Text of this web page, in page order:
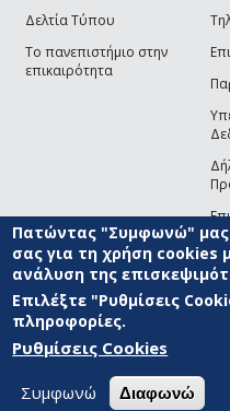
Δελτία Τύπου
Το πανεπιστήμιο στην
επικαιρότητα
© ΠΑΝΕΠΙΣΤΗΜΙΟ ΑΙΓΑΙΟΥ ΟΡΟΙ
ΑΝΑΠΤΥΞΗΣ
Πατώντας "Συμφωνώ" μας
σας για τη χρήση cookies
ανάλυση της
Επιλέξτε "Ρυθμίσεις
πληροφορίες.
Ρυθμίσεις Cookies
Συμφωνώ Διαφωνώ